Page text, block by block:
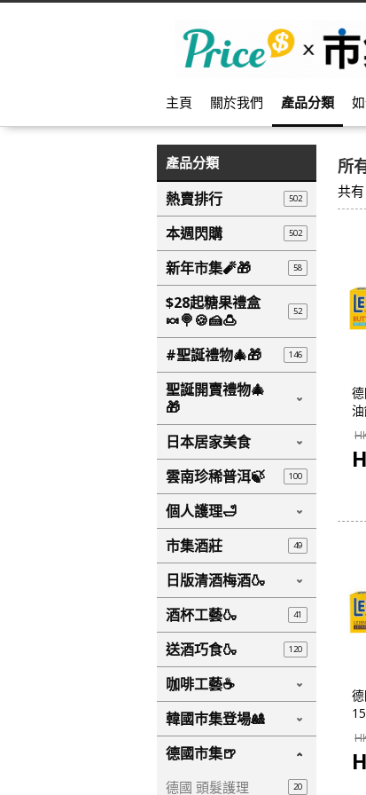
主頁 關於我們 產品分類
產品分類
熱賣排行 502
本週閃購 502
新年市集🧨🎁 58
$28起糖果禮盒
🍬🍭🍪🍰🍮
52
#聖誕禮物🎄🎁 146
聖誕開賣禮物🎄
🎁
日本居家美食
雲南珍稀普洱🍃
100
個人護理🛁
市集酒莊
49
日版清酒梅酒🍶
酒杯工藝🍶
41
送酒巧食🍶 120
咖啡工藝☕
韓國巿集登場🎎
德國市集🍺
德國 頭髮護理 20
所
共有